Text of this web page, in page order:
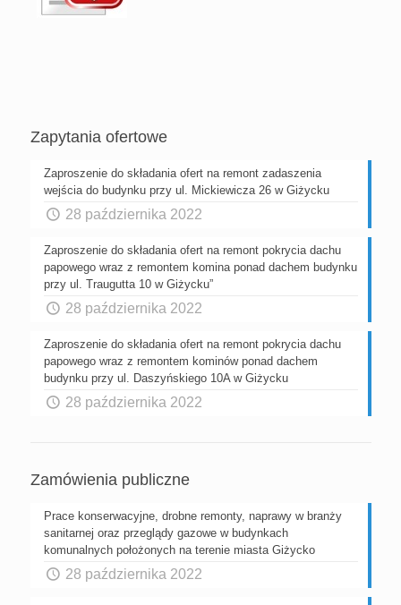
Zapytania ofertowe
Zaproszenie do składania ofert na remont zadaszenia
wejścia do budynku przy ul. Mickiewicza 26 w Giżycku
28 października 2022
Zaproszenie do składania ofert na remont pokrycia dachu
papowego wraz z remontem komina ponad dachem budynku
przy ul. Traugutta 10 w Giżycku”
28 października 2022
Zaproszenie do składania ofert na remont pokrycia dachu
papowego wraz z remontem kominów ponad dachem
budynku przy ul. Daszyńskiego 10A w Giżycku
28 października 2022
Zamówienia publiczne
Prace konserwacyjne, drobne remonty, naprawy w branży
sanitarnej oraz przeglądy gazowe w budynkach
komunalnych położonych na terenie miasta Giżycko
28 października 2022